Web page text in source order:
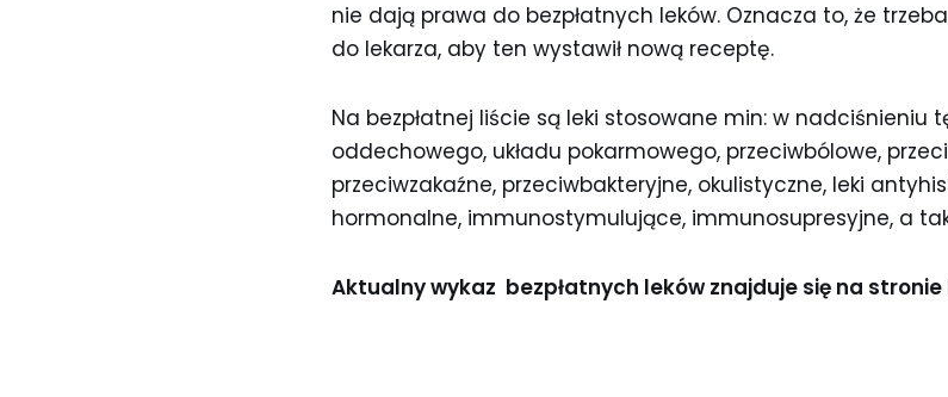
nie dają prawa do bezpłatnych leków. Oznacza to, że
do lekarza, aby ten wystawił nową receptę.
Na bezpłatnej liście są leki stosowane min: w nadciśnieniu
oddechowego, układu pokarmowego, przeciwbólowe,
przeciwzakaźne, przeciwbakteryjne, okulistyczne, leki
hormonalne, immunostymulujące, immunosupresyjne, a
Aktualny wykaz bezpłatnych leków znajduje się na